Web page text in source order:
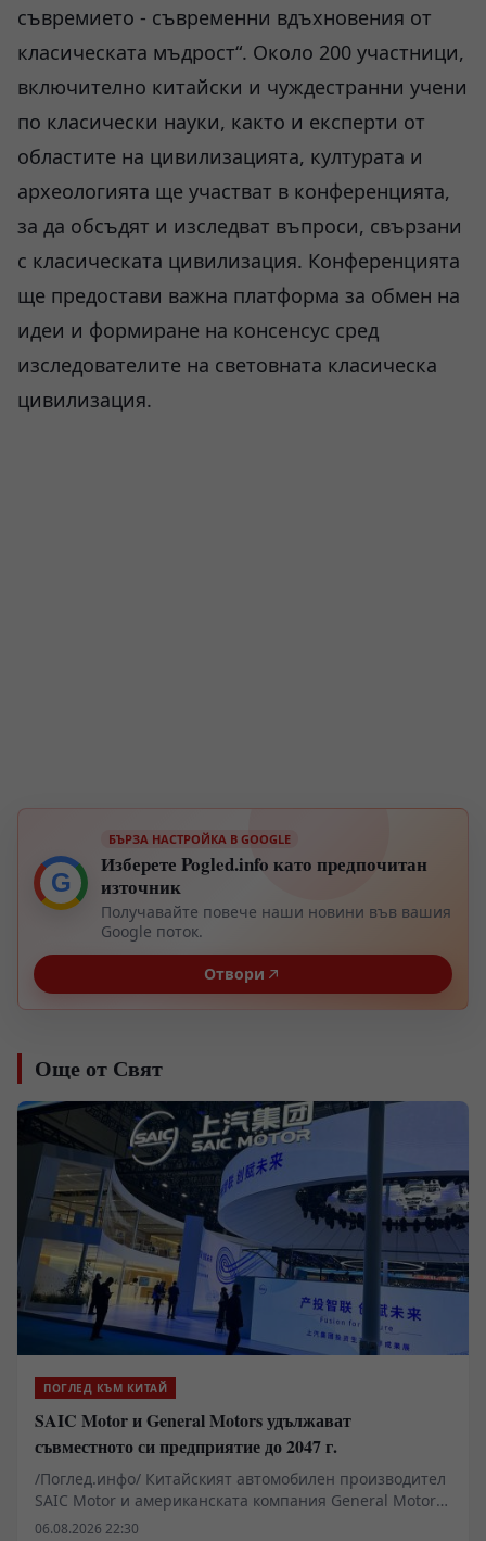
съвремието - съвременни вдъхновения от
класическата мъдрост“. Около 200 участници,
включително китайски и чуждестранни учени
по класически науки, както и експерти от
областите на цивилизацията, културата и
археологията ще участват в конференцията,
за да обсъдят и изследват въпроси, свързани
с класическата цивилизация. Конференцията
ще предостави важна платформа за обмен на
идеи и формиране на консенсус сред
изследователите на световната класическа
цивилизация.
G
БЪРЗА НАСТРОЙКА В GOOGLE
Изберете Pogled.info като предпочитан
източник
Получавайте повече наши новини във вашия
Google поток.
Отвори
Още от Свят
ПОГЛЕД КЪМ КИТАЙ
SAIC Motor и General Motors удължават
съвместното си предприятие до 2047 г.
/Поглед.инфо/ Китайският автомобилен производител
SAIC Motor и американската компания General Motors
(GM) подписаха споразумение за удължаване на
06.08.2026 22:30